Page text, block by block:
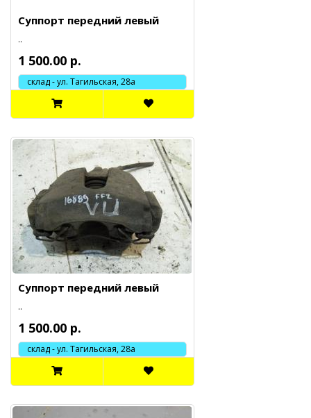
Суппорт передний левый
..
1 500.00 р.
склад - ул. Тагильская, 28а
Суппорт передний левый
..
1 500.00 р.
склад - ул. Тагильская, 28а